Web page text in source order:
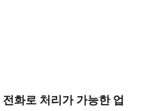
전화로 처리가 가능한 업